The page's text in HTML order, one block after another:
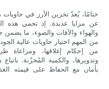
ختامًا، يُعدّ تخزين الأرز في حاويات
عن مزايا عديدة. إذ تحمي هذه
والهواء والآفات والضوء، ما
من المهم اختيار حاويات عالية
من إحكام إغلاقها، ومراعاة
وتدويرها، والكمية المُخزّنة.
بأمان مع الحفاظ على قيمته